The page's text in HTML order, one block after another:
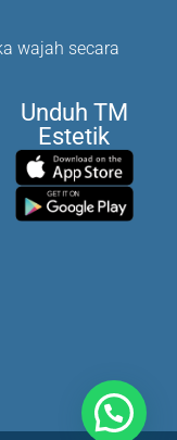
wajah secara
Unduh TM
Estetik